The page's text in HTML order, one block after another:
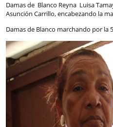
Damas de Blanco Reyna Luisa
Asunción Carrillo, encabezando la
Damas de Blanco marchando por la